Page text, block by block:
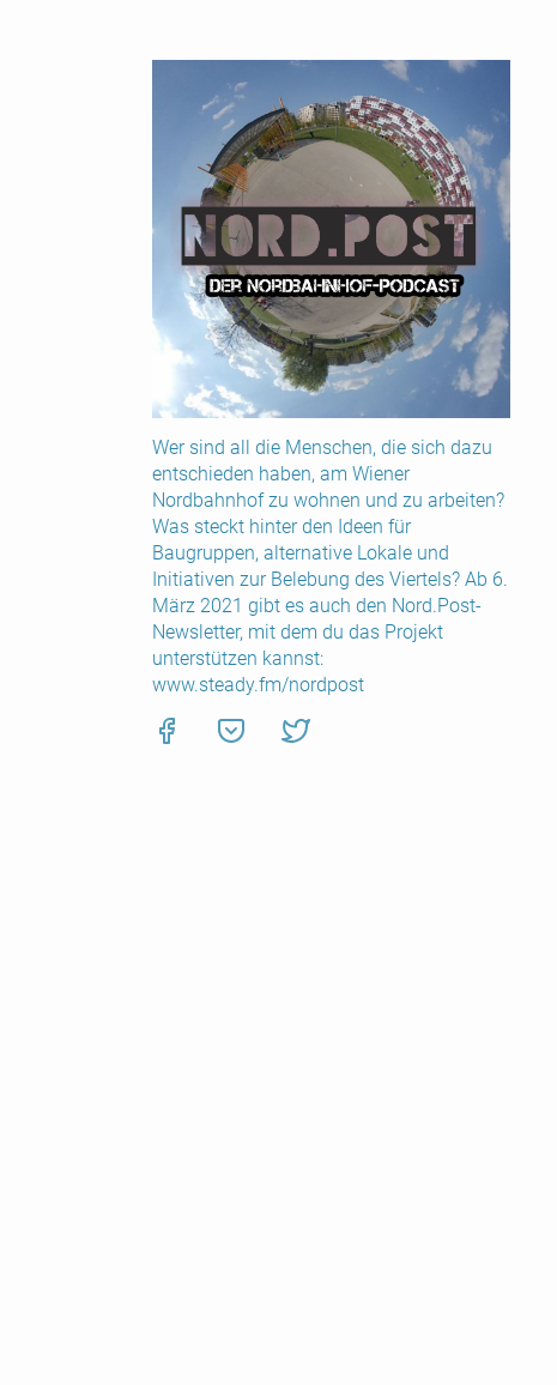
Wer sind all die Menschen, die sich dazu
entschieden haben, am Wiener
Nordbahnhof zu wohnen und zu arbeiten?
Was steckt hinter den Ideen für
Baugruppen, alternative Lokale und
Initiativen zur Belebung des Viertels? Ab 6.
März 2021 gibt es auch den Nord.Post-
Newsletter, mit dem du das Projekt
unterstützen kannst:
www.steady.fm/nordpost